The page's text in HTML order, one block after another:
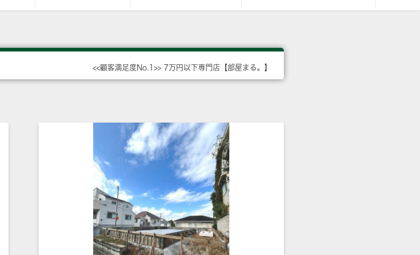
<<顧客満足度No.1>> 7万円以下専門店【部屋まる。】